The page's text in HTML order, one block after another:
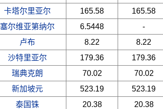
卡塔尔里亚尔
165.58 165.58
塞尔维亚第纳尔
6.5448 -
卢布
8.22 8.22
沙特里亚尔
179.36 179.36
瑞典克朗
70.02 70.02
新加坡元
523.19 523.19
泰国铢
20.38 20.38